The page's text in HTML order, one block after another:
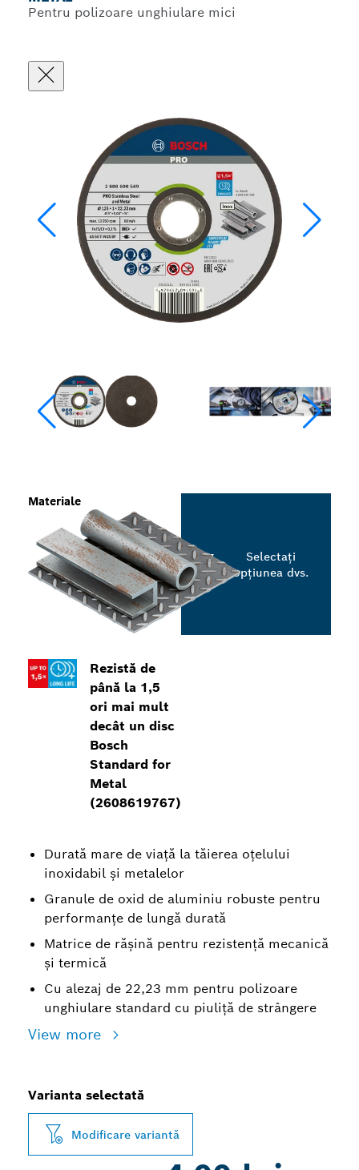
Pentru polizoare unghiulare mici
Rezistă de
până la 1,5
ori mai mult
decât un disc
Bosch
Standard for
Metal
(2608619767)
Durată mare de viață la tăierea oțelului
inoxidabil și metalelor
Granule de oxid de aluminiu robuste pentru
performanțe de lungă durată
Matrice de rășină pentru rezistență mecanică
și termică
Cu alezaj de 22,23 mm pentru polizoare
unghiulare standard cu piuliță de strângere
View more
Materiale
Selectați
opțiunea dvs.
Varianta selectată
Modificare variantă